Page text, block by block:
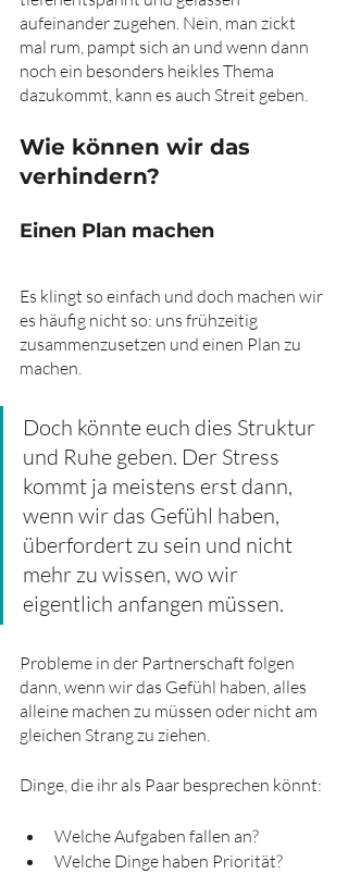
aufeinander zugehen. Nein, man zickt
mal rum, pampt sich an und wenn dann
noch ein besonders heikles Thema
dazukommt, kann es auch Streit geben.
Wie können wir das
verhindern?
Einen Plan machen
Es klingt so einfach und doch machen wir
es häufig nicht so: uns frühzeitig
zusammenzusetzen und einen Plan zu
machen.
Doch könnte euch dies Struktur
und Ruhe geben. Der Stress
kommt ja meistens erst dann,
wenn wir das Gefühl haben,
überfordert zu sein und nicht
mehr zu wissen, wo wir
eigentlich anfangen müssen.
Probleme in der Partnerschaft folgen
dann, wenn wir das Gefühl haben, alles
alleine machen zu müssen oder nicht am
gleichen Strang zu ziehen.
Dinge, die ihr als Paar besprechen könnt:
Welche Aufgaben fallen an?
Welche Dinge haben Priorität?